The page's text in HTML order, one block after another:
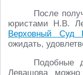
После
юристами Н.В.
Верховный Суд
ожидать,
Подобные
Левашова можно